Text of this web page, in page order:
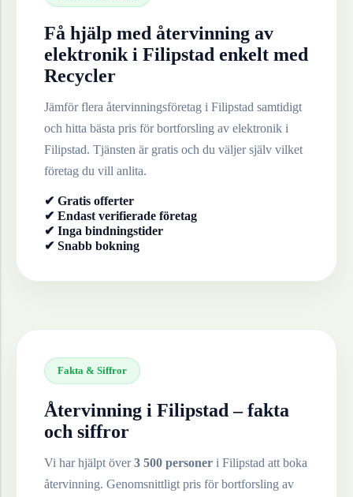
Få hjälp med återvinning av
elektronik i Filipstad enkelt med
Recycler
Jämför flera återvinningsföretag i Filipstad samtidigt
och hitta bästa pris för bortforsling av elektronik i
Filipstad. Tjänsten är gratis och du väljer själv vilket
företag du vill anlita.
✔ Gratis offerter
✔ Endast verifierade företag
✔ Inga bindningstider
✔ Snabb bokning
Fakta & Siffror
Återvinning i Filipstad – fakta
och siffror
Vi har hjälpt över3 500 personer i Filipstad att boka
återvinning. Genomsnittligt pris för bortforsling av